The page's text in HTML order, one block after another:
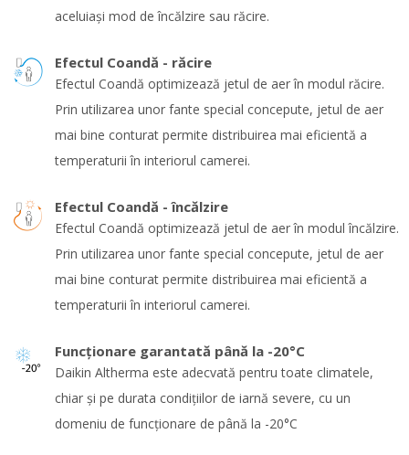
aceluiaşi mod de încălzire sau răcire.
Efectul Coandă - răcire
Efectul Coandă optimizează jetul de aer în modul răcire.
Prin utilizarea unor fante special concepute, jetul de aer
mai bine conturat permite distribuirea mai eficientă a
temperaturii în interiorul camerei.
Efectul Coandă - încălzire
Efectul Coandă optimizează jetul de aer în modul încălzire.
Prin utilizarea unor fante special concepute, jetul de aer
mai bine conturat permite distribuirea mai eficientă a
temperaturii în interiorul camerei.
Funcţionare garantată până la -20°C
Daikin Altherma este adecvată pentru toate climatele,
chiar şi pe durata condiţiilor de iarnă severe, cu un
domeniu de funcţionare de până la -20°C